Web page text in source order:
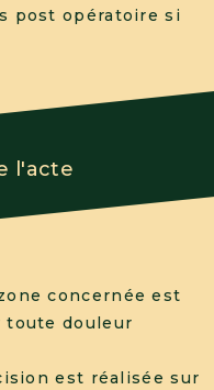
post opératoire si
l'acte
concernée est
toute douleur
est réalisée sur